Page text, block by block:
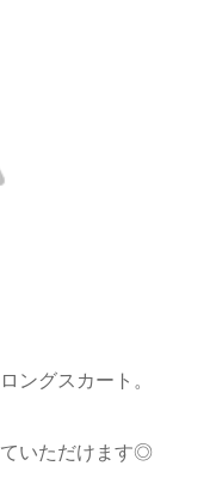
ングスカート。
いただけます◎